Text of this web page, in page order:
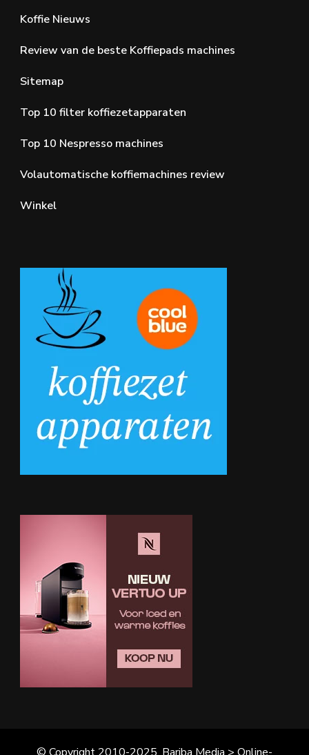
Koffie Nieuws
Review van de beste Koffiepads machines
Sitemap
Top 10 filter koffiezetapparaten
Top 10 Nespresso machines
Volautomatische koffiemachines review
Winkel